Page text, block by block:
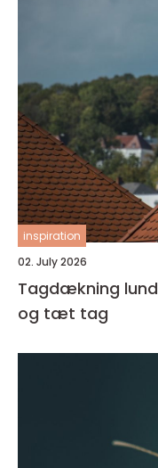
inspiration
02. July 2026
Tagdækning lund sådan får du et holdbart
og tæt tag